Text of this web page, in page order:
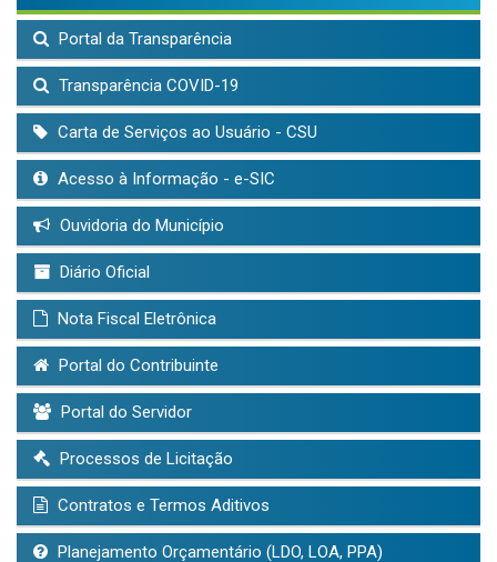
Portal da Transparência
Transparência COVID-19
Carta de Serviços ao Usuário - CSU
Acesso à Informação - e-SIC
Ouvidoria do Município
Diário Oficial
Nota Fiscal Eletrônica
Portal do Contribuinte
Portal do Servidor
Processos de Licitação
Contratos e Termos Aditivos
Planejamento Orçamentário (LDO, LOA, PPA)